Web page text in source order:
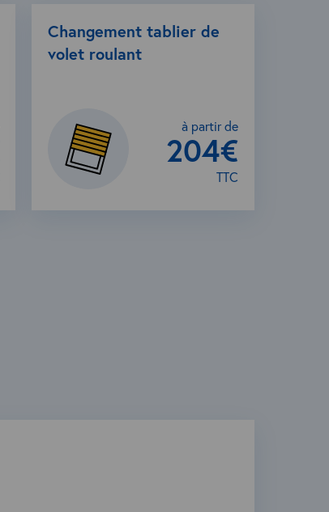
Changement tablier de
volet roulant
à partir de
204€
TTC